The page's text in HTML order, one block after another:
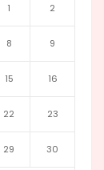
1 2
8 9
15 16
22 23
29 30